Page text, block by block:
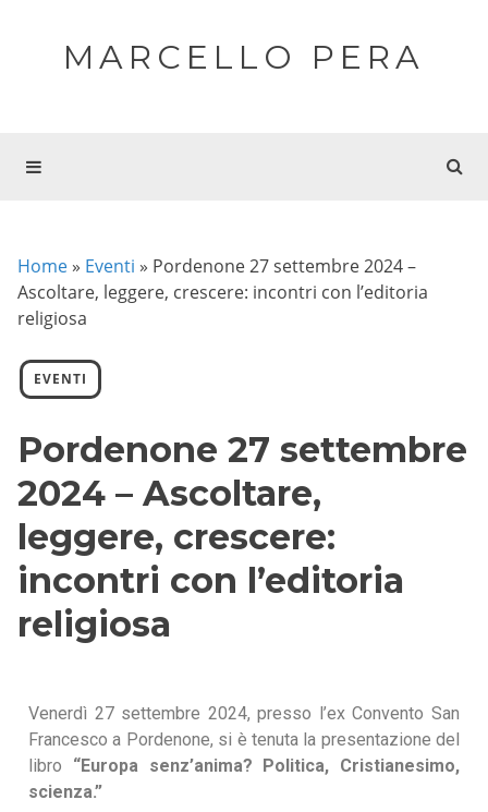
MARCELLO PERA
Home » Eventi » Pordenone 27 settembre 2024 –
Ascoltare, leggere, crescere: incontri con l’editoria
religiosa
EVENTI
Pordenone 27 settembre
2024 – Ascoltare,
leggere, crescere:
incontri con l’editoria
religiosa
Venerdì 27 settembre 2024, presso l’ex Convento San
Francesco a Pordenone, si è tenuta la presentazione del
libro “Europa senz’anima? Politica, Cristianesimo,
scienza.”